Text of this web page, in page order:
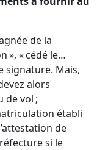
de la
», « cédé le…
signature. Mais,
alors
de vol ;
établi
de
si le